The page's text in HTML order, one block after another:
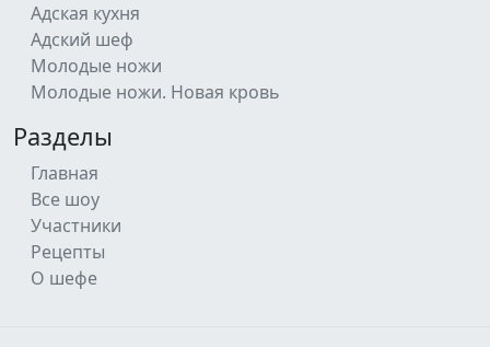
Адская кухня
Адский шеф
Молодые ножи
Молодые ножи. Новая кровь
Разделы
Главная
Все шоу
Участники
Рецепты
О шефе